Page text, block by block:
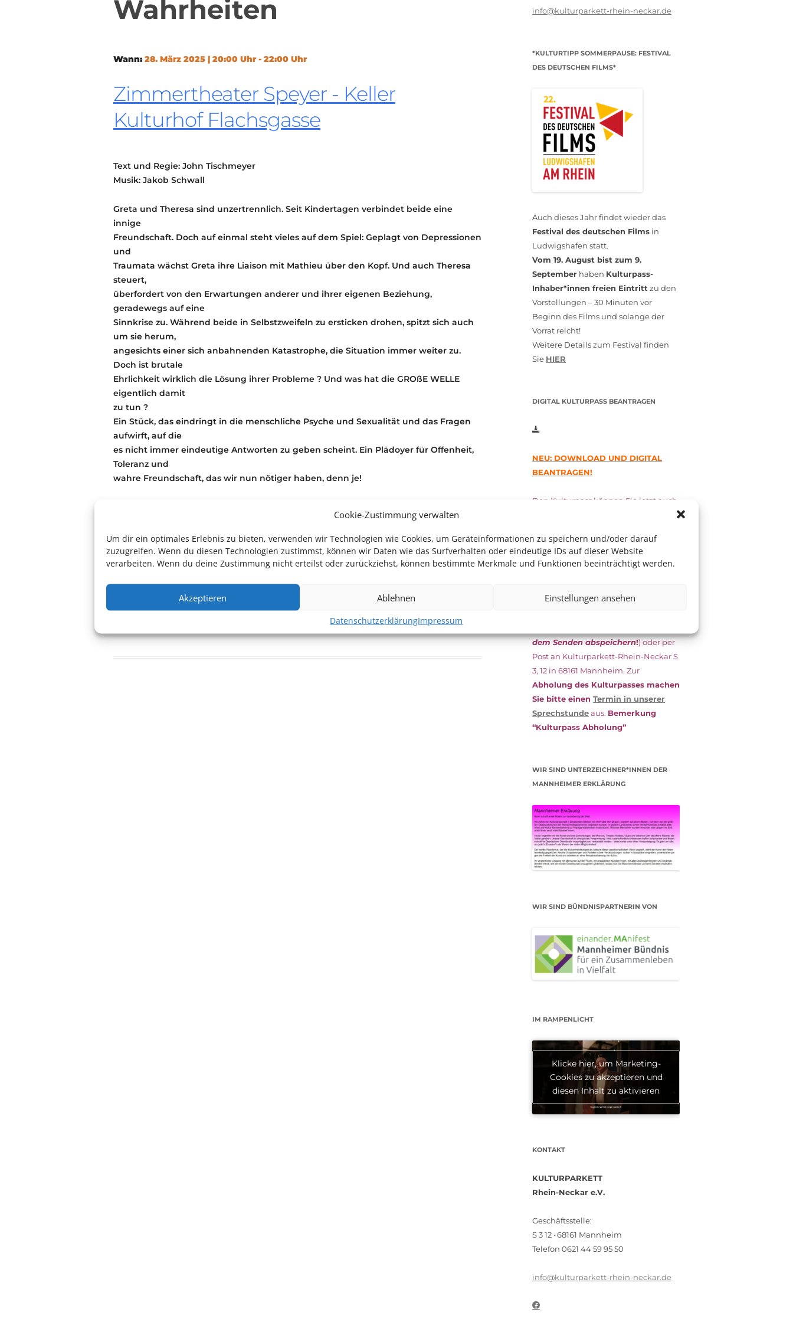
Cookie-Zustimmung verwalten
Um dir ein optimales Erlebnis zu bieten, verwenden wir Technologien wie Cookies, um Geräteinformationen zu speichern und/oder darauf
zuzugreifen. Wenn du diesen Technologien zustimmst, können wir Daten wie das Surfverhalten oder eindeutige IDs auf dieser Website
verarbeiten. Wenn du deine Zustimmung nicht erteilst oder zurückziehst, können bestimmte Merkmale und Funktionen beeinträchtigt werden.
Akzeptieren Ablehnen Einstellungen ansehen
DatenschutzerklärungImpressum
KONTAKT
Wahrheiten
Wann: 28. März 2025 | 20:00 Uhr - 22:00 Uhr
Zimmertheater Speyer - Keller
Kulturhof Flachsgasse
Text und Regie: John Tischmeyer
Musik: Jakob Schwall
Greta und Theresa sind unzertrennlich. Seit Kindertagen verbindet beide eine
innige
Freundschaft. Doch auf einmal steht vieles auf dem Spiel: Geplagt von Depressionen
und
Traumata wächst Greta ihre Liaison mit Mathieu über den Kopf. Und auch Theresa
steuert,
überfordert von den Erwartungen anderer und ihrer eigenen Beziehung,
geradewegs auf eine
Sinnkrise zu. Während beide in Selbstzweifeln zu ersticken drohen, spitzt sich auch
um sie herum,
angesichts einer sich anbahnenden Katastrophe, die Situation immer weiter zu.
Doch ist brutale
Ehrlichkeit wirklich die Lösung ihrer Probleme ? Und was hat die GROßE WELLE
eigentlich damit
zu tun ?
Ein Stück, das eindringt in die menschliche Psyche und Sexualität und das Fragen
aufwirft, auf die
es nicht immer eindeutige Antworten zu geben scheint. Ein Plädoyer für Offenheit,
Toleranz und
wahre Freundschaft, das wir nun nötiger haben, denn je!
Für weitere Informationen: Zur Website
info@kulturparkett-rhein-neckar.de
*KULTURTIPP SOMMERPAUSE: FESTIVAL
DES DEUTSCHEN FILMS*
Auch dieses Jahr findet wieder das
Festival des deutschen Films in
Ludwigshafen statt.
Vom 19. August bist zum 9.
September haben Kulturpass-
Inhaber*innen freien Eintritt zu den
Vorstellungen – 30 Minuten vor
Beginn des Films und solange der
Vorrat reicht!
Weitere Details zum Festival finden
Sie HIER
DIGITAL KULTURPASS BEANTRAGEN
NEU: DOWNLOAD UND DIGITAL
BEANTRAGEN!
Den Kulturpass können Sie jetzt auch
esunterschriebenzusammen mit
dem aktuellen
(Bürgergeld/
das Kulturparkett zurück: Per E-Mail
dem Senden abspeichern!) oder per
Post an Kulturparkett-Rhein-Neckar S
3, 12 in 68161 Mannheim. Zur
Abholung des Kulturpasses machen
Sie bitte einen Termin in unserer
Sprechstundeaus. Bemerkung
“Kulturpass Abholung”
WIR SIND UNTERZEICHNER*INNEN DER
MANNHEIMER ERKLÄRUNG
WIR SIND BÜNDNISPARTNERIN VON
IM RAMPENLICHT
Klicke hier, um Marketing-
Cookies zu akzeptieren und
diesen Inhalt zu aktivieren
KONTAKT
KULTURPARKETT
Rhein-Neckar e.V.
Geschäftsstelle:
S 3 12 · 68161 Mannheim
Telefon 0621 44 59 95 50
info@kulturparkett-rhein-neckar.de